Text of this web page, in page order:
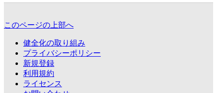
このページの上部へ
健全化の取り組み
プライバシーポリシー
新規登録
利用規約
ライセンス